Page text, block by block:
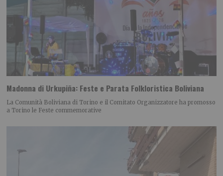
Madonna di Urkupiña: Feste e Parata Folkloristica Boliviana
La Comunità Boliviana di Torino e il Comitato Organizzatore ha promosso
a Torino le Feste commemorative